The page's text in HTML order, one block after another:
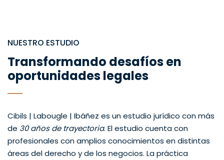
NUESTRO ESTUDIO
Transformando desafíos en
oportunidades legales
Cibils | Labougle | Ibáñez es un estudio jurídico con más
de 30 años de trayectoria. El estudio cuenta con
profesionales con amplios conocimientos en distintas
áreas del derecho y de los negocios. La práctica